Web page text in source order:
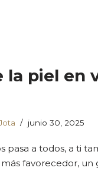
la piel en
junio 30, 2025
pasa a todos, a ti
favorecedor,